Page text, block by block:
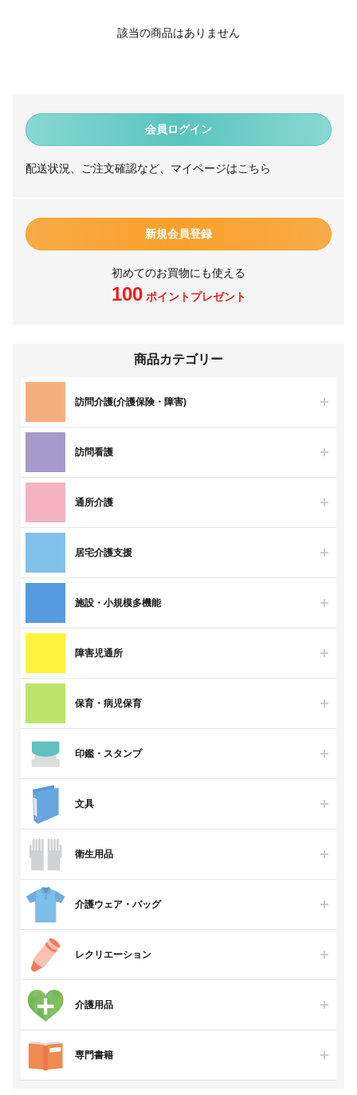
会員ログイン
配送状況、ご注文確認など、マイページはこちら
新規会員登録
初めてのお買物にも使える
100ポイントプレゼント
商品カテゴリー
訪問介護(介護保険・障害)
訪問看護
通所介護
居宅介護支援
施設・小規模多機能
障害児通所
保育・病児保育
印鑑・スタンプ
文具
衛生用品
介護ウェア・バッグ
レクリエーション
介護用品
専門書籍
該当の商品はありません